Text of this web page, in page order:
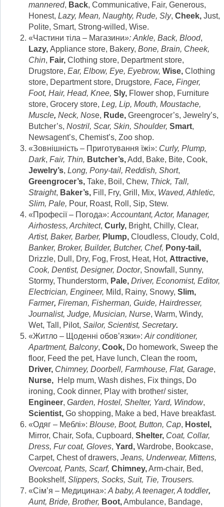
mannered, Back, Communicative, Fair, Generous,
Honest, Lazy, Mean, Naughty, Rude, Sly, Cheek, Just,
Polite, Smart, Strong-willed, Wise.
«Частини тіла – Магазини»: Ankle, Back, Blood,
Lazy, Appliance store, Bakery, Bone, Brain, Cheek,
Chin, Fair, Clothing store, Department store,
Drugstore, Ear, Elbow, Eye, Eyebrow, Wise, Clothing
store, Department store, Drugstore, Face, Finger,
Foot, Hair, Head, Knee, Sly, Flower shop, Furniture
store, Grocery store, Leg, Lip, Mouth, Moustache,
Muscle, Neck, Nose, Rude, Greengrocer’s, Jewelry’s,
Butcher’s, Nostril, Scar, Skin, Shoulder, Smart,
Newsagent’s, Chemist’s, Zoo shop.
«Зовнішність – Приготування їжі»: Curly, Plump,
Dark, Fair, Thin, Butcher’s,Add, Bake, Bite, Cook,
Jewelry’s, Long, Pony-tail, Reddish, Short,
Greengrocer’s, Take, Boil, Chew, Thick, Tall,
Straight, Baker’s, Fill, Fry, Grill, Mix, Waved, Athletic,
Slim, Pale, Pour, Roast, Roll, Sip, Stew.
«Професії – Погода»: Accountant, Actor, Manager,
Airhostess, Architect, Curly, Bright, Chilly, Clear,
Artist, Baker, Barber, Plump, Cloudless, Cloudy, Cold,
Banker, Broker, Builder, Butcher, Chef, Pony-tail,
Drizzle, Dull, Dry, Fog, Frost, Heat, Hot, Attractive,
Cook, Dentist, Designer, Doctor, Snowfall, Sunny,
Stormy, Thunderstorm, Pale, Driver, Economist, Editor,
Electrician, Engineer, Mild, Rainy, Snowy, Slim,
Farmer, Fireman, Fisherman, Guide, Hairdresser,
Journalist, Judge, Musician, Nurse, Warm, Windy,
Wet, Tall, Pilot, Sailor, Scientist, Secretary.
«Житло – Щоденні обов’язки»: Air conditioner,
Apartment, Balcony, Cook, Do homework, Sweep the
floor, Feed the pet, Have lunch, Clean the room,
Driver, Chimney, Doorbell, Farmhouse, Flat, Garage,
Nurse, Help mum, Wash dishes, Fix things, Do
ironing, Cook dinner, Play with brother/ sister,
Engineer, Garden, Hostel, Shelter, Yard, Window,
Scientist, Go shopping, Make a bed, Have breakfast.
«Одяг – Меблі»: Blouse, Boot, Button, Cap, Hostel,
Mirror, Chair, Sofa, Cupboard, Shelter, Coat, Collar,
Dress, Fur coat, Gloves, Yard, Wardrobe, Bookcase,
Carpet, Chest of drawers, Jeans, Underwear, Mittens,
Overcoat, Pants, Scarf, Chimney,Arm-chair, Bed,
Bookshelf, Slippers, Socks, Suit, Tie, Trousers.
«Сім’я – Медицина»: A baby, A teenager, A toddler,
Aunt, Bride, Brother, Boot,Ambulance, Bandage,